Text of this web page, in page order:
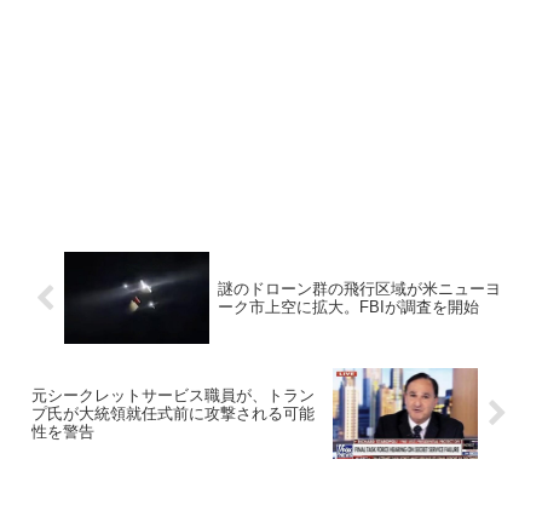
謎のドローン群の飛行区域が米ニューヨ
ーク市上空に拡大。FBIが調査を開始
元シークレットサービス職員が、トラン
プ氏が大統領就任式前に攻撃される可能
性を警告